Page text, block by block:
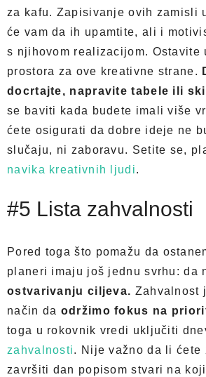
za kafu. Zapisivanje ovih zamisli
će vam da ih upamtite, ali i
s njihovom realizacijom. Ostavite
prostora za ove kreativne strane.
docrtajte, napravite tabele ili
se baviti kada budete imali više
ćete osigurati da dobre ideje ne
slučaju, ni zaboravu. Setite se,
navika kreativnih ljudi.
#5 Lista zahvalnosti
Pored toga što pomažu da
planeri imaju još jednu svrhu: da
ostvarivanju ciljeva. Zahvalnost
način da održimo fokus na
toga u rokovnik vredi uključiti
zahvalnosti. Nije važno da li ćete
završiti dan popisom stvari na